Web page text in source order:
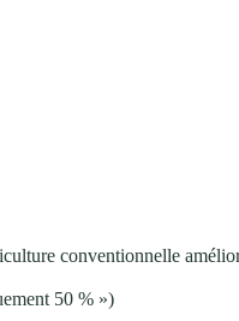
conventionnelle
50 % »)